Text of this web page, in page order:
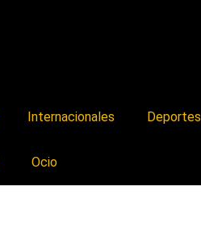
Internacionales Deportes
Ocio